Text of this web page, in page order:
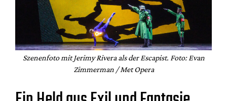
Szenenfoto mit Jerimy Rivera als der Escapist. Foto: Evan
Zimmerman / Met Opera